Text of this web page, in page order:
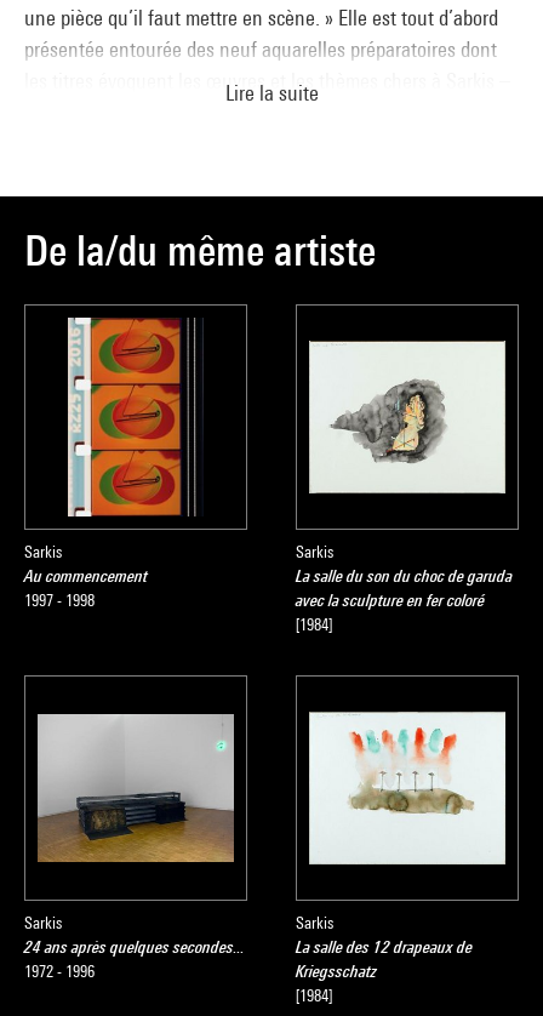
une pièce qu’il faut mettre en scène. » Elle est tout d’abord
présentée entourée des neuf aquarelles préparatoires dont
les titres évoquent les œuvres et les thèmes chers à Sarkis –
expositions, Lulu se présente tantôt dans une semi-obscurité,
légèrement nimbée dans sa quadruple lumière, verte, rouge,
jaune et bleue, tantôt violemment éclairée avec les mêmes
couleurs, telle une icône offerte au regard entre la princesse,
la vierge et la putain. Désormais montée sur roulettes, Lulu
vit sa propre vie dans de multiples relations avec d’autres
œuvres, mise en scène, selon le lieu, au gré des infinies
interprétations de Sarkis.
Nadine Pouillon
Source :
Collection art contemporain - La
, sous la direction de Sophie Duplaix, Paris, Centre Pompidou,
2007
Lire la suite
De la/du même artiste
Sarkis
Au commencement
1997 - 1998
Sarkis
La salle du son du choc de garuda
avec la sculpture en fer coloré
[1984]
Sarkis
24 ans après quelques secondes...
1972 - 1996
Sarkis
La salle des 12 drapeaux de
Kriegsschatz
[1984]